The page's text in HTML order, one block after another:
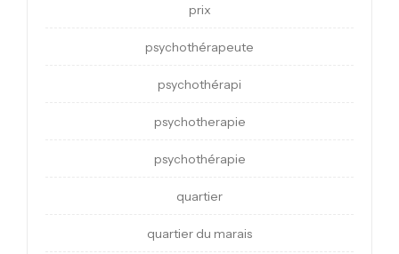
prix
psychothérapeute
psychothérapi
psychotherapie
psychothérapie
quartier
quartier du marais